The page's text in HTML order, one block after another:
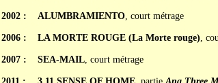
2002 :
2006 :
2007 :
ALUMBRAMIENTO, court métrage
LA MORTE ROUGE (La Morte rouge),
SEA-MAIL, court métrage